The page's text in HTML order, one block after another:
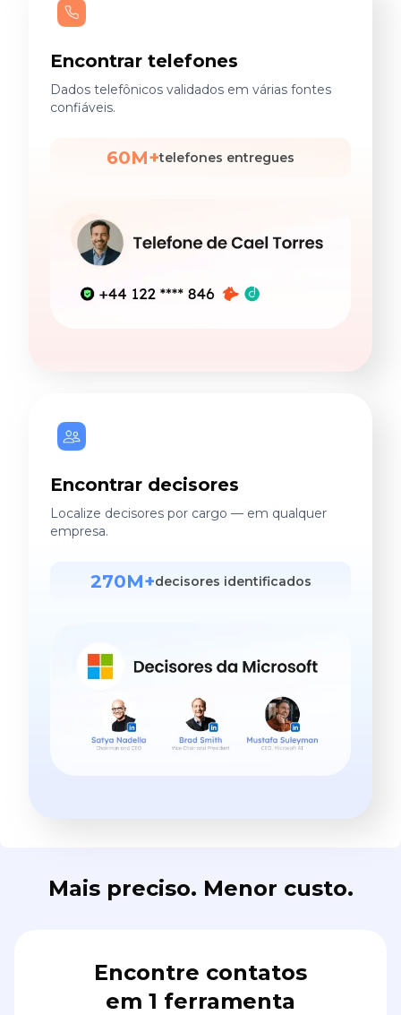
Encontrar telefones
Dados telefônicos validados em várias fontes
confiáveis.
60M+telefones entregues
Encontrar decisores
Localize decisores por cargo — em qualquer
empresa.
270M+decisores identificados
Mais preciso. Menor custo.
Encontre contatos
em 1 ferramenta